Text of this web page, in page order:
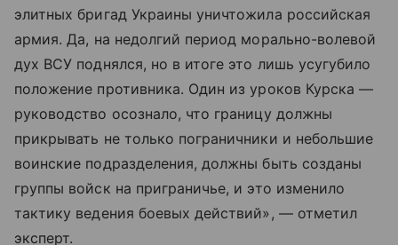
элитных бригад Украины уничтожила российская
армия. Да, на недолгий период морально-волевой
дух ВСУ поднялся, но в итоге это лишь усугубило
положение противника. Один из уроков Курска —
руководство осознало, что границу должны
прикрывать не только пограничники и небольшие
воинские подразделения, должны быть созданы
группы войск на приграничье, и это изменило
тактику ведения боевых действий», — отметил
эксперт.